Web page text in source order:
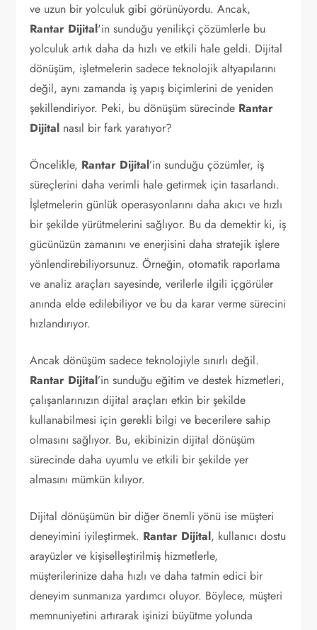
ve uzun bir yolculuk gibi görünüyordu. Ancak,
Rantar Dijital'in sunduğu yenilikçi çözümlerle bu
yolculuk artık daha da hızlı ve etkili hale geldi. Dijital
dönüşüm, işletmelerin sadece teknolojik altyapılarını
değil, aynı zamanda iş yapış biçimlerini de yeniden
şekillendiriyor. Peki, bu dönüşüm sürecinde Rantar
Dijital nasıl bir fark yaratıyor?
Öncelikle, Rantar Dijital’in sunduğu çözümler, iş
süreçlerini daha verimli hale getirmek için tasarlandı.
İşletmelerin günlük operasyonlarını daha akıcı ve hızlı
bir şekilde yürütmelerini sağlıyor. Bu da demektir ki, iş
gücünüzün zamanını ve enerjisini daha stratejik işlere
yönlendirebiliyorsunuz. Örneğin, otomatik raporlama
ve analiz araçları sayesinde, verilerle ilgili içgörüler
anında elde edilebiliyor ve bu da karar verme sürecini
hızlandırıyor.
Ancak dönüşüm sadece teknolojiyle sınırlı değil.
Rantar Dijital’in sunduğu eğitim ve destek hizmetleri,
çalışanlarınızın dijital araçları etkin bir şekilde
kullanabilmesi için gerekli bilgi ve becerilere sahip
olmasını sağlıyor. Bu, ekibinizin dijital dönüşüm
sürecinde daha uyumlu ve etkili bir şekilde yer
almasını mümkün kılıyor.
Dijital dönüşümün bir diğer önemli yönü ise müşteri
deneyimini iyileştirmek. Rantar Dijital, kullanıcı dostu
arayüzler ve kişiselleştirilmiş hizmetlerle,
müşterilerinize daha hızlı ve daha tatmin edici bir
deneyim sunmanıza yardımcı oluyor. Böylece, müşteri
memnuniyetini artırarak işinizi büyütme yolunda